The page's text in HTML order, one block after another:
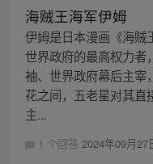
海贼王海军伊姆
伊姆是日本漫画《海贼
世界政府的最高权力者
袖、世界政府幕后主宰
花之间，五老星对其直
主...
1 个回答 2024年09月27